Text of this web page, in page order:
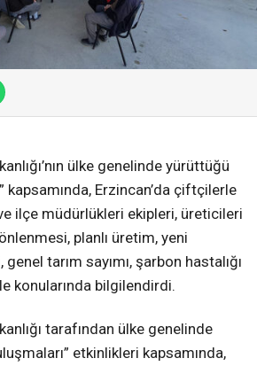
ülke genelinde yürüttüğü
kapsamında, Erzincan’da çiftçilerle
ilçe müdürlükleri ekipleri, üreticileri
önlenmesi, planlı üretim, yeni
tarım sayımı, şarbon hastalığı
konularında bilgilendirdi.
tarafından ülke genelinde
etkinlikleri kapsamında,